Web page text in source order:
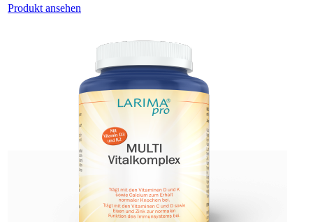
NEU:
info[at]larimapro.de für die Erstbestellung!
Produkt ansehen